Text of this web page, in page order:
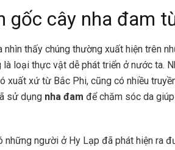
gốc cây nha đam
nhìn thấy chúng thường xuất hiện trên
là loại thực vật dễ phát triển ở nước ta.
xuất xứ từ Bắc Phi, cũng có nhiều
sử dụng nha đam để chăm sóc da
những người ở Hy Lạp đã phát hiện ra